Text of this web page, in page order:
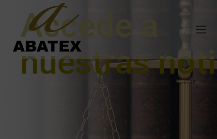
Accede a
nuestras